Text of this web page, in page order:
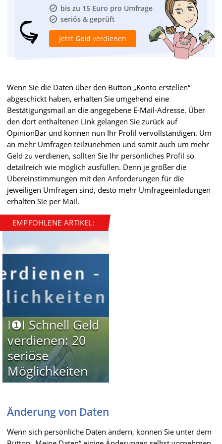
bis zu 15 Euro pro Umfrage
seriös & geprüft
Jetzt Geld verdienen
Wenn Sie die Daten über den Button „Konto erstellen“
abgeschickt haben, erhalten Sie umgehend eine
Bestätigungsmail an die angegebene E-Mail-Adresse. Über
den dort enthaltenen Link gelangen Sie zurück auf
OpinionBar und können nun Ihr Profil vervollständigen. Um
an mehr Umfragen teilzunehmen und somit auch um mehr
Geld zu verdienen, sollten Sie Ihr persönliches Profil so
detailreich wie möglich ausfüllen. Denn je größer die
Übereinstimmungen mit den Anforderungen für die
jeweiligen Umfragen sind, desto mehr Umfrageeinladungen
erhalten Sie per Mail.
EMPFOHLENE ARTIKEL:
I❶I Schnell Geld
verdienen: 20
seriöse
Möglichkeiten
Änderung von Daten
Wenn sich persönliche Daten ändern, können Sie unter dem